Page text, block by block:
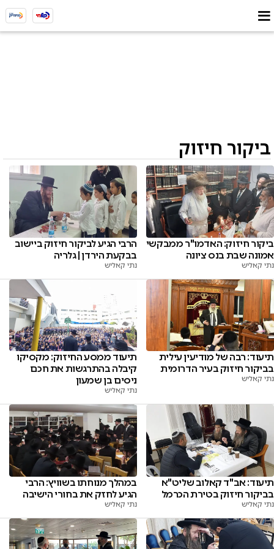
ביקור חיזוק
ביקור חיזוק: האדמו"ר ממבקשי
אמונה שבת בנס ציונה
נתי קאליש
הרבי הגיע לביקור חיזוק ביישוב
בבקעת הירדן | גלריה
נתי קאליש
תיעוד: רבה של מודיעין עילית
בביקור חיזוק בעיר הדרומית
נתי קאליש
תיעוד ממסע החיזוק: מקסיקו
קיבלה בהתרגשות את חכם
ניסים בן שמעון
נתי קאליש
תיעוד: אב"ד קאלוב שליט"א
בביקור חיזוק בטירת הכרמל
נתי קאליש
במהלך מנוחתו בשוויץ: הרבי
הגיע לחזק את בחורי הישיבה
נתי קאליש